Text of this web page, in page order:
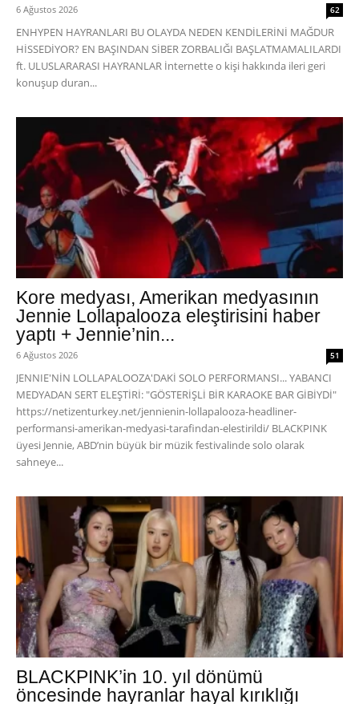
6 Ağustos 2026 62
ENHYPEN HAYRANLARI BU OLAYDA NEDEN KENDİLERİNİ MAĞDUR
HİSSEDİYOR? EN BAŞINDAN SİBER ZORBALIĞI BAŞLATMAMALILARDI
ft. ULUSLARARASI HAYRANLAR İnternette o kişi hakkında ileri geri
konuşup duran...
Kore medyası, Amerikan medyasının
Jennie Lollapalooza eleştirisini haber
yaptı + Jennie’nin...
6 Ağustos 2026 51
JENNIE'NİN LOLLAPALOOZA'DAKİ SOLO PERFORMANSI... YABANCI
MEDYADAN SERT ELEŞTİRİ: "GÖSTERİŞLİ BİR KARAOKE BAR GİBİYDİ"
https://netizenturkey.net/jennienin-lollapalooza-headliner-
performansi-amerikan-medyasi-tarafindan-elestirildi/ BLACKPINK
üyesi Jennie, ABD’nin büyük bir müzik festivalinde solo olarak
sahneye...
BLACKPINK’in 10. yıl dönümü
öncesinde hayranlar hayal kırıklığı